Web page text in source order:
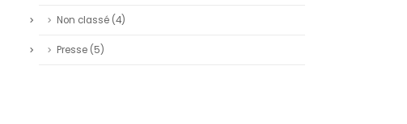
Non classé (4)
Presse (5)